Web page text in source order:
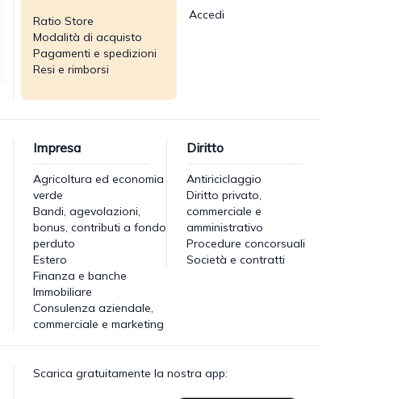
Ratio Store
Modalità di acquisto
Pagamenti e spedizioni
Resi e rimborsi
Accedi
Impresa
Agricoltura ed economia
verde
Bandi, agevolazioni,
bonus, contributi a fondo
perduto
Estero
Finanza e banche
Immobiliare
Consulenza aziendale,
commerciale e marketing
Diritto
Antiriciclaggio
Diritto privato,
commerciale e
amministrativo
Procedure concorsuali
Società e contratti
Scarica gratuitamente la nostra app: